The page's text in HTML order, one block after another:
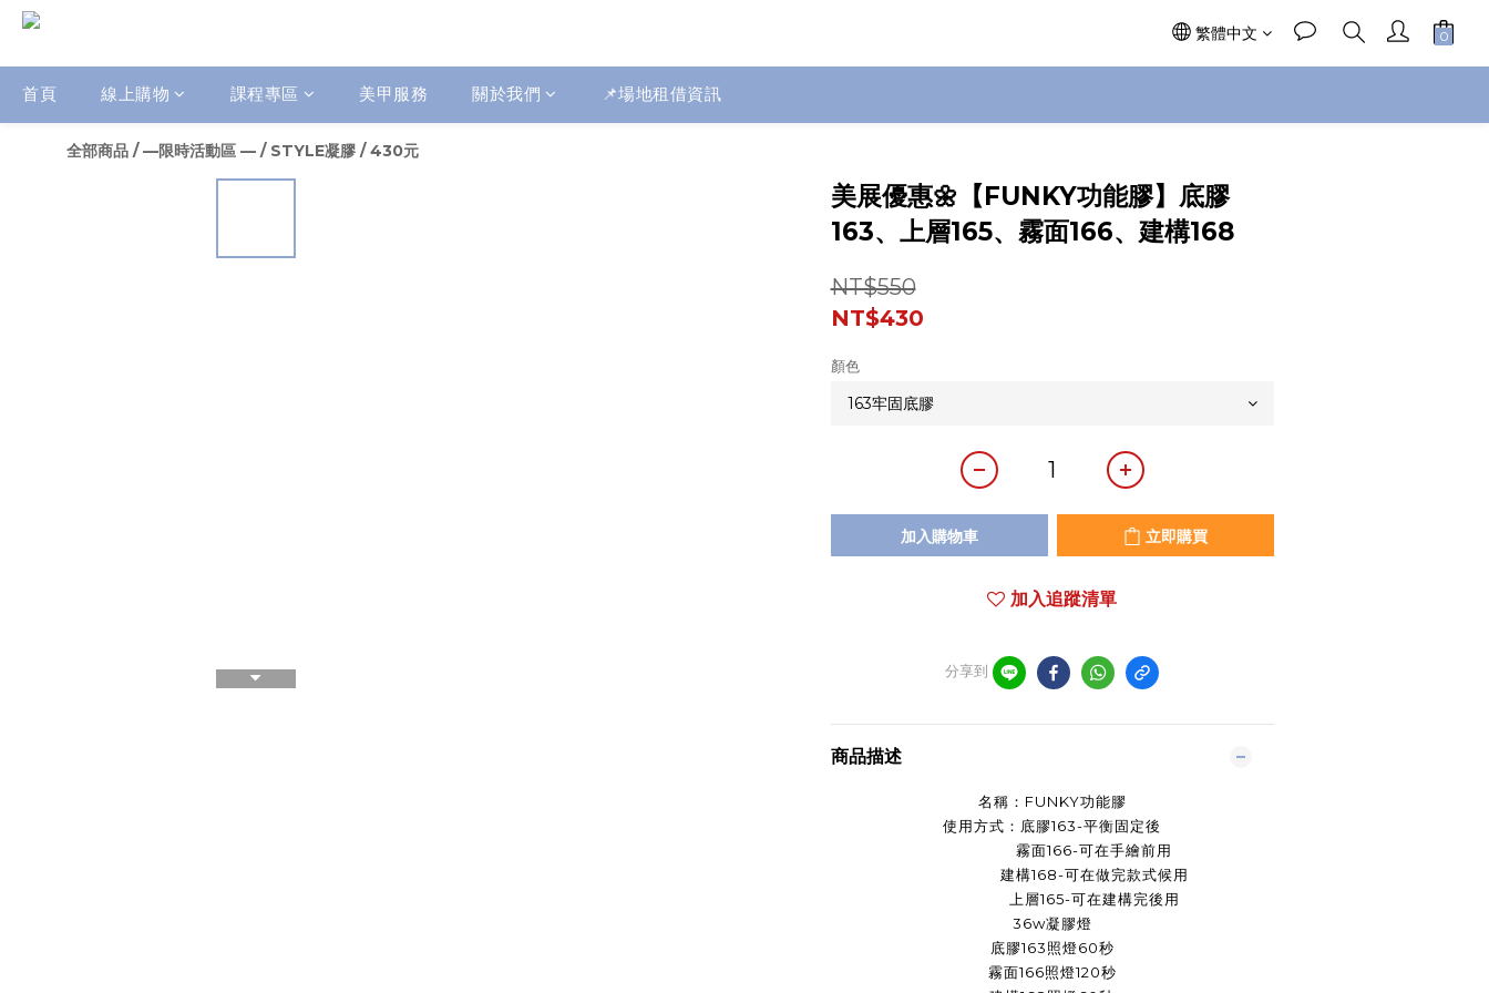
繁體中文
首頁 線上購物 課程專區 美甲服務 關於我們 📌場地租借資訊
全部商品 /—限時活動區 — / STYLE凝膠 /430元
美展優惠🌼【FUNKY功能膠】底膠
163、上層165、霧面166、建構168
NT$550
NT$430
顏色
加入購物車 立即購買
加入追蹤清單
分享到
商品描述
名稱：FUNKY功能膠
使用方式：底膠163-平衡固定後
霧面166-可在手繪前用
建構168-可在做完款式候用
上層165-可在建構完後用
36w凝膠燈
底膠163照燈60秒
霧面166照燈120秒